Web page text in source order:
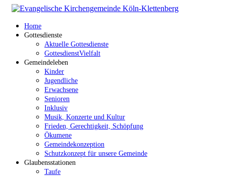
Home
Gottesdienste
Aktuelle Gottesdienste
GottesdienstVielfalt
Gemeindeleben
Kinder
Jugendliche
Erwachsene
Senioren
Inklusiv
Musik, Konzerte und Kultur
Frieden, Gerechtigkeit, Schöpfung
Ökumene
Gemeindekonzeption
Schutzkonzept für unsere Gemeinde
Glaubensstationen
Taufe